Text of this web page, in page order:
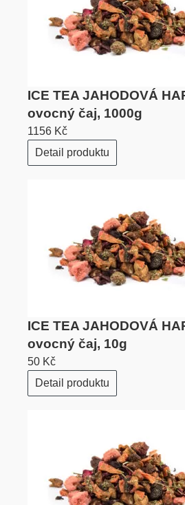
ICE TEA JAHODOVÁ
ovocný čaj, 1000g
1156 Kč
Detail produktu
ICE TEA JAHODOVÁ
ovocný čaj, 10g
50 Kč
Detail produktu